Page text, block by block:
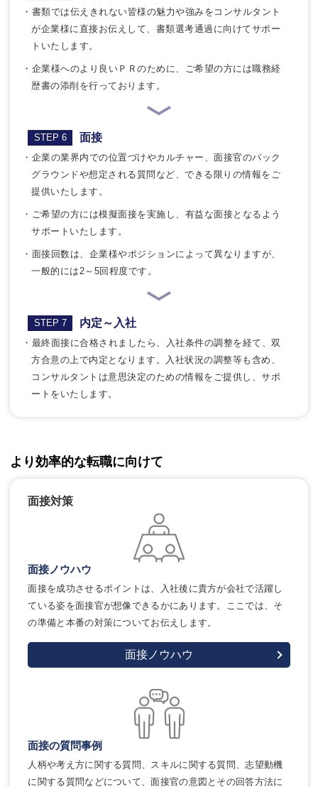
・書類では伝えきれない皆様の魅力や強みをコンサルタント
が企業様に直接お伝えして、書類選考通過に向けてサポー
トいたします。
・企業様へのより良いＰＲのために、ご希望の方には職務経
歴書の添削を行っております。
STEP 6 面接
・企業の業界内での位置づけやカルチャー、面接官のバック
グラウンドや想定される質問など、できる限りの情報をご
提供いたします。
・ご希望の方には模擬面接を実施し、有益な面接となるよう
サポートいたします。
・面接回数は、企業様やポジションによって異なりますが、
一般的には2～5回程度です。
STEP 7 内定～入社
・最終面接に合格されましたら、入社条件の調整を経て、双
方合意の上で内定となります。入社状況の調整等も含め、
コンサルタントは意思決定のための情報をご提供し、サポ
ートをいたします。
より効率的な転職に向けて
面接対策
面接ノウハウ
面接を成功させるポイントは、入社後に貴方が会社で活躍し
ている姿を面接官が想像できるかにあります。ここでは、そ
の準備と本番の対策についてお伝えします。
面接ノウハウ
面接の質問事例
人柄や考え方に関する質問、スキルに関する質問、志望動機
に関する質問などについて、面接官の意図とその回答方法に